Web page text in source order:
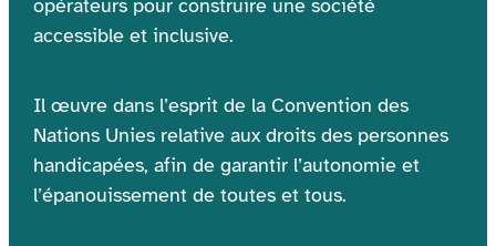
opérateurs pour construire une société
accessible et inclusive.
Il œuvre dans l’esprit de la Convention des
Nations Unies relative aux droits des personnes
handicapées, afin de garantir l’autonomie et
l’épanouissement de toutes et tous.